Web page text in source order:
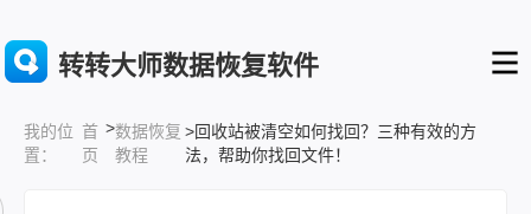
转转大师数据恢复软件
我的位
置：
首
页
>数据恢复
教程
>回收站被清空如何找回？三种有效的方
法，帮助你找回文件！